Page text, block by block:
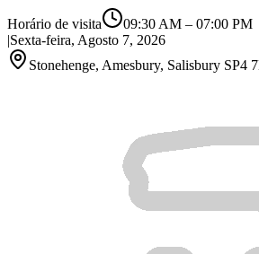
Horário de visita 09:30 AM – 07:00 PM
|Sexta-feira, Agosto 7, 2026
Stonehenge, Amesbury, Salisbury SP4